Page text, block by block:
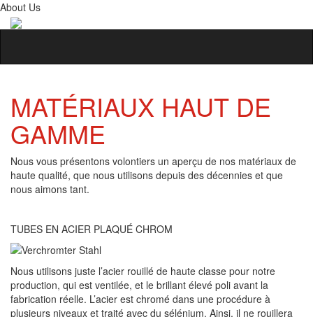
About Us
MATÉRIAUX HAUT DE
GAMME
Nous vous présentons volontiers un aperçu de nos matériaux de
haute qualité, que nous utilisons depuis des décennies et que
nous aimons tant.
TUBES EN ACIER PLAQUÉ CHROM
Nous utilisons juste l’acier rouillé de haute classe pour notre
production, qui est ventilée, et le brillant élevé poli avant la
fabrication réelle. L’acier est chromé dans une procédure à
plusieurs niveaux et traité avec du sélénium. Ainsi, il ne rouillera